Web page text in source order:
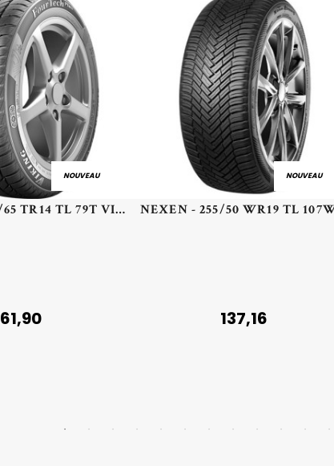
NOUVEAU
VIKING - 165/65 TR14 TL 79T VIK FOURTECH PLUS - 1656514 - DCB
61,90
NOUVEAU
137,16